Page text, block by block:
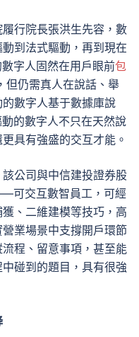
行院長張洪生先容，數
到法式驅動，再到現在
字人固然在用戶眼前包
但仍需真人在說話、舉
數字人基于數據庫說
的數字人不只在天然說
具有強盛的交互才能。
公司與中信建投證券股
可交互數智員工，可經
、二維建模等技巧，高
業場景中支撐開戶環節
程、留意事項，甚至能
碰到的題目，具有很強